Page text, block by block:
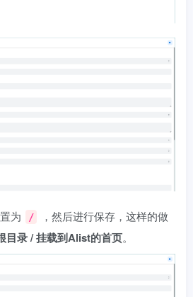
为 /
，然后进行保存，这样的做
目录 / 挂载到Alist的首页。